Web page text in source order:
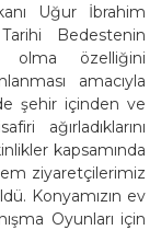
Uğur İbrahim
Bedestenin
özelliğini
amacıyla
şehir içinden ve
ağırladıklarını
kapsamında
ziyaretçilerimiz
Konyamızın ev
Oyunları için